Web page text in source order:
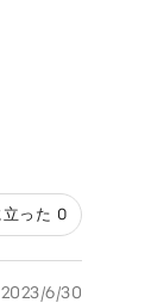
立った 0
2023/6/30